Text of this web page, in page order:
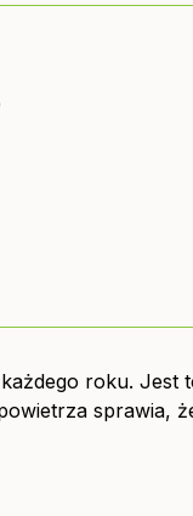
roku. Jest
sprawia,